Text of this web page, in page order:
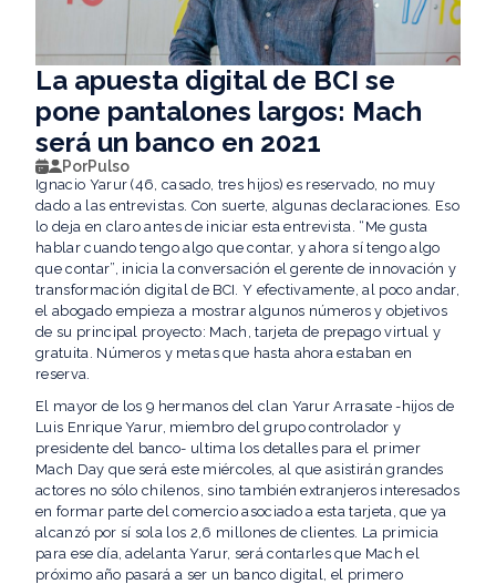
La apuesta digital de BCI se
pone pantalones largos: Mach
será un banco en 2021
PorPulso
Ignacio Yarur (46, casado, tres hijos) es reservado, no muy
dado a las entrevistas. Con suerte, algunas declaraciones. Eso
lo deja en claro antes de iniciar esta entrevista. “Me gusta
hablar cuando tengo algo que contar, y ahora sí tengo algo
que contar”, inicia la conversación el gerente de innovación y
transformación digital de BCI. Y efectivamente, al poco andar,
el abogado empieza a mostrar algunos números y objetivos
de su principal proyecto: Mach, tarjeta de prepago virtual y
gratuita. Números y metas que hasta ahora estaban en
reserva.
El mayor de los 9 hermanos del clan Yarur Arrasate -hijos de
Luis Enrique Yarur, miembro del grupo controlador y
presidente del banco- ultima los detalles para el primer
Mach Day que será este miércoles, al que asistirán grandes
actores no sólo chilenos, sino también extranjeros interesados
en formar parte del comercio asociado a esta tarjeta, que ya
alcanzó por sí sola los 2,6 millones de clientes. La primicia
para ese día, adelanta Yarur, será contarles que Mach el
próximo año pasará a ser un banco digital, el primero